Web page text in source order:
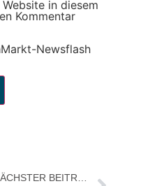
in diesem
Kommentar
Newsflash
NÄCHSTER BEITRAG